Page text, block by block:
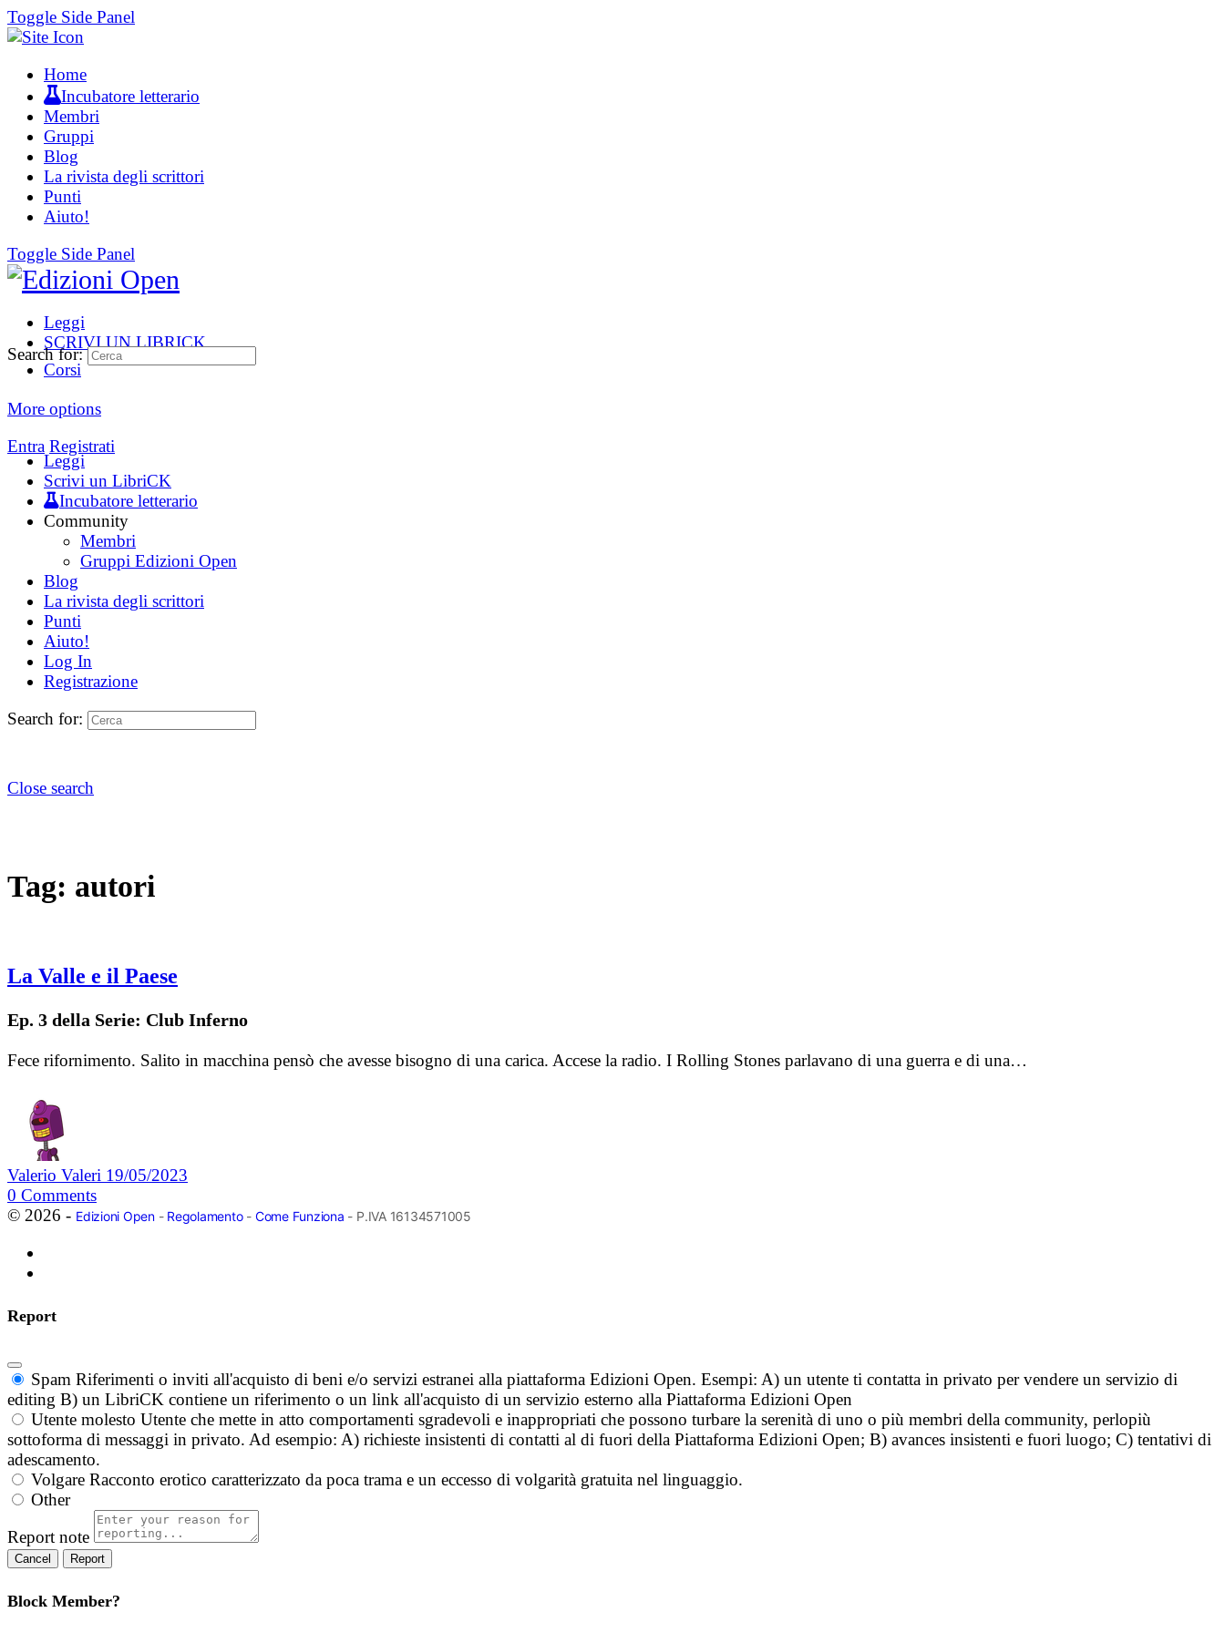
Toggle Side Panel
Home
Incubatore letterario
Membri
Gruppi
Blog
La rivista degli scrittori
Punti
Aiuto!
Toggle Side Panel
Leggi
SCRIVI UN LIBRICK
Corsi
More options
Entra Registrati
Search for:
Leggi
Scrivi un LibriCK
Incubatore letterario
Community
Membri
Gruppi Edizioni Open
Blog
La rivista degli scrittori
Punti
Aiuto!
Log In
Registrazione
Search for:
Close search
Tag: autori
La Valle e il Paese
Ep. 3 della Serie: Club Inferno
Fece rifornimento. Salito in macchina pensò che avesse bisogno di una carica. Accese la radio. I Rolling Stones parlavano di una guerra e di una…
Valerio Valeri 19/05/2023
0 Comments
© 2026 - Edizioni Open- Regolamento- Come Funziona - P.IVA 16134571005
Report
Spam Riferimenti o inviti all'acquisto di beni e/o servizi estranei alla piattaforma Edizioni Open. Esempi: A) un utente ti contatta in privato per vendere un servizio di
editing B) un LibriCK contiene un riferimento o un link all'acquisto di un servizio esterno alla Piattaforma Edizioni Open
Utente molesto Utente che mette in atto comportamenti sgradevoli e inappropriati che possono turbare la serenità di uno o più membri della community, perlopiù
sottoforma di messaggi in privato. Ad esempio: A) richieste insistenti di contatti al di fuori della Piattaforma Edizioni Open; B) avances insistenti e fuori luogo; C) tentativi di
adescamento.
Volgare Racconto erotico caratterizzato da poca trama e un eccesso di volgarità gratuita nel linguaggio.
Other
Report note
Report
Block Member?